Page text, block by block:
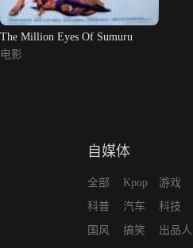
The Million Eyes Of Sumuru
电影
自媒体
全部
科普
国风
Kpop
汽车
搞笑
游戏
科技
出品人